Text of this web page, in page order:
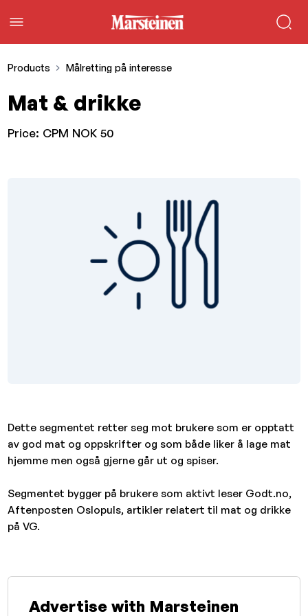
Products Målretting på interesse
Mat & drikke
Price: CPM NOK 50
Dette segmentet retter seg mot brukere som er opptatt
av god mat og oppskrifter og som både liker å lage mat
hjemme men også gjerne går ut og spiser.
Segmentet bygger på brukere som aktivt leser Godt.no,
Aftenposten Oslopuls, artikler relatert til mat og drikke
på VG.
Advertise with Marsteinen